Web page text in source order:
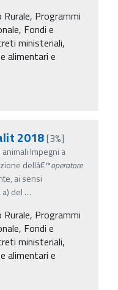
Rurale, Programmi
Fondi e
ministeriali,
alimentari e
2018[3%]
Impegni a
dellâ€™operatore
ai sensi
del …
Rurale, Programmi
Fondi e
ministeriali,
alimentari e